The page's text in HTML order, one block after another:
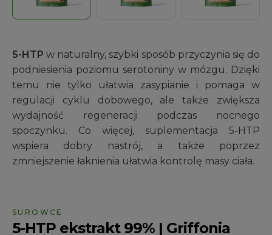
5-HTP w naturalny, szybki sposób przyczynia się do
podniesienia poziomu serotoniny w mózgu. Dzięki
temu nie tylko ułatwia zasypianie i pomaga w
regulacji cyklu dobowego, ale także zwiększa
wydajność regeneracji podczas nocnego
spoczynku. Co więcej, suplementacja 5-HTP
wspiera dobry nastrój, a także poprzez
zmniejszenie łaknienia ułatwia kontrolę masy ciała.
SUROWCE
5-HTP ekstrakt 99% | Griffonia